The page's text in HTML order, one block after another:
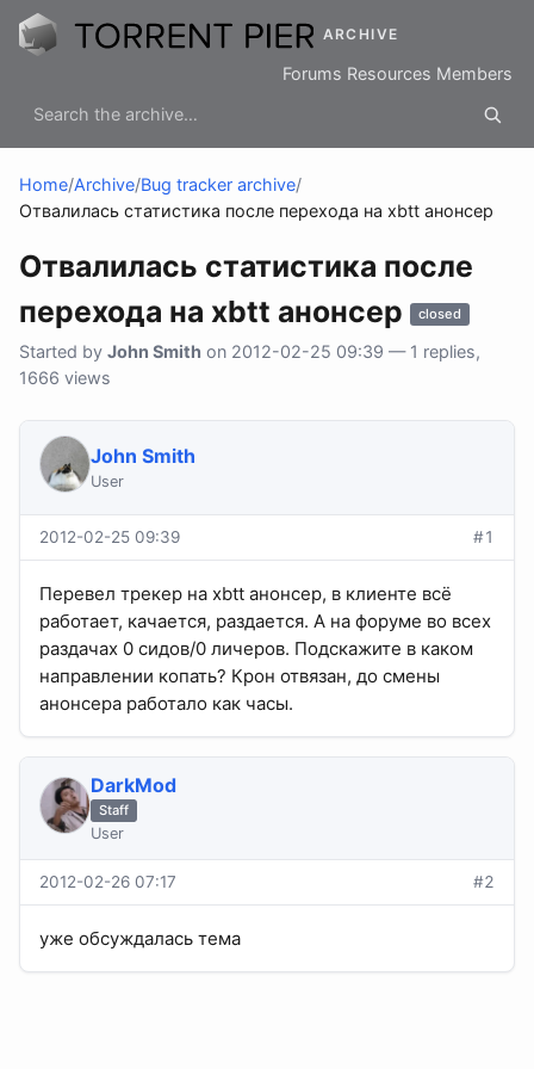
ARCHIVE
Forums Resources Members
Home/Archive/Bug tracker archive/
Отвалилась статистика после перехода на xbtt анонсер
Отвалилась статистика после
перехода на xbtt анонсер
closed
Started by John Smith on 2012-02-25 09:39 — 1 replies,
1666 views
John Smith
User
2012-02-25 09:39 #1
Перевел трекер на xbtt анонсер, в клиенте всё
работает, качается, раздается. А на форуме во всех
раздачах 0 сидов/0 личеров. Подскажите в каком
направлении копать? Крон отвязан, до смены
анонсера работало как часы.
DarkMod
Staff
User
2012-02-26 07:17 #2
уже обсуждалась тема